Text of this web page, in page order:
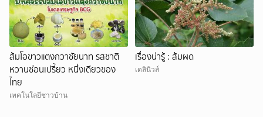
ส้มโอขาวแตงกวาชัยนาท รสชาติ
หวานซ่อนเปรี้ยว หนึ่งเดียวของ
ไทย
เทคโนโลยีชาวบ้าน
เรื่องน่ารู้ : ส้มผด
เดลินิวส์